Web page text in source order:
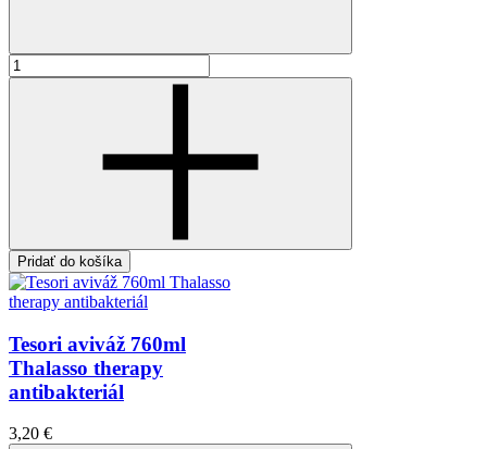
Pridať do košíka
Tesori aviváž 760ml
Thalasso therapy
antibakteriál
3,20 €